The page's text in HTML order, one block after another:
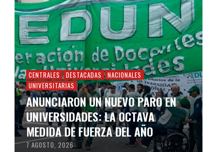
CENTRALES DESTACADAS
NACIONALES
UNIVERSITARIAS
ANUNCIARON UN NUEVO PARO EN
UNIVERSIDADES: LA OCTAVA
MEDIDA DE FUERZA DEL AÑO
7 AGOSTO, 2026